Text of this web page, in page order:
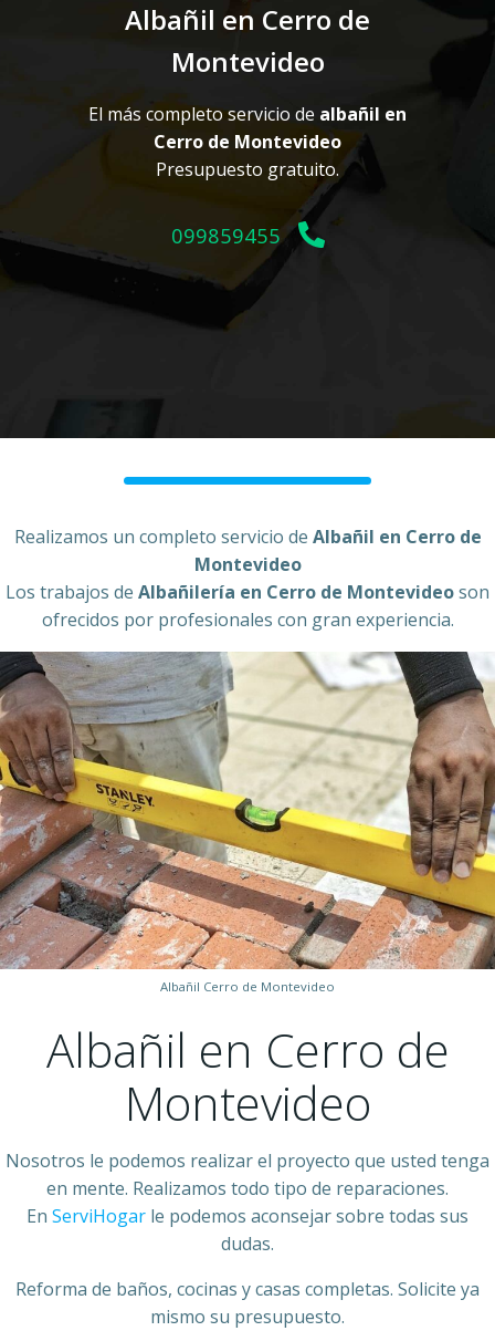
Albañil en Cerro de
Montevideo
El más completo servicio de albañil en
Cerro de Montevideo
Presupuesto gratuito.
099859455
Realizamos un completo servicio de Albañil en Cerro de
Montevideo
Los trabajos de Albañilería en Cerro de Montevideoson
ofrecidos por profesionales con gran experiencia.
Albañil Cerro de Montevideo
Albañil en Cerro de
Montevideo
Nosotros le podemos realizar el proyecto que usted tenga
en mente. Realizamos todo tipo de reparaciones.
En ServiHogar le podemos aconsejar sobre todas sus
dudas.
Reforma de baños, cocinas y casas completas. Solicite ya
mismo su presupuesto.